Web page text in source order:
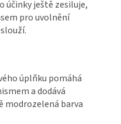
účinky ještě zesiluje,
pro uvolnění
úplňku pomáhá
a dodává
modrozelená barva